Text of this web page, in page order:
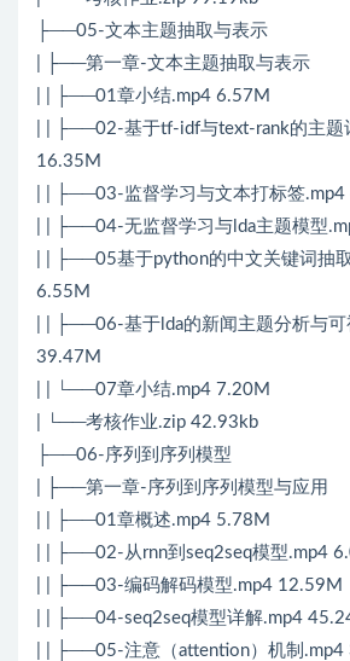
├──05-文本主题抽取与表示
| ├──第一章-文本主题抽取与表示
| | ├──01章小结.mp4 6.57M
| | ├──02-基于tf-idf与text-rank的主题
16.35M
| | ├──03-监督学习与文本打标签.mp4
| | ├──04-无监督学习与lda主题模型
| | ├──05基于python的中文关键词抽
6.55M
| | ├──06-基于lda的新闻主题分析与
39.47M
| | └──07章小结.mp4 7.20M
| └──考核作业.zip 42.93kb
├──06-序列到序列模型
| ├──第一章-序列到序列模型与应用
| | ├──01章概述.mp4 5.78M
| | ├──02-从rnn到seq2seq模型.mp4
| | ├──03-编码解码模型.mp4 12.59M
| | ├──04-seq2seq模型详解.mp4
| | ├──05-注意（attention）机制.mp4